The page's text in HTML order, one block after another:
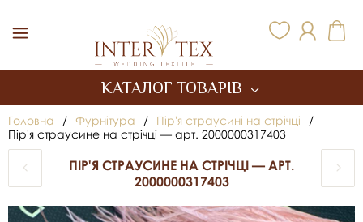
КАТАЛОГ ТОВАРІВ
Головна / Фурнітура / Пір'я страусині на стрічці
/
Пір'я страусине на стрічці — арт. 2000000317403
ПІР'Я СТРАУСИНЕ НА СТРІЧЦІ — АРТ.
2000000317403